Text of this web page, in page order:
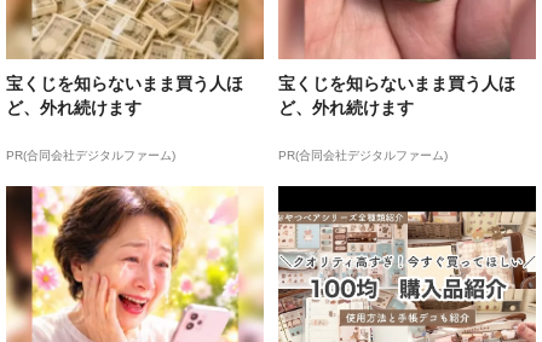
宝くじを知らないまま買う人ほ
ど、外れ続けます
PR(合同会社デジタルファーム)
宝くじを知らないまま買う人ほ
ど、外れ続けます
PR(合同会社デジタルファーム)